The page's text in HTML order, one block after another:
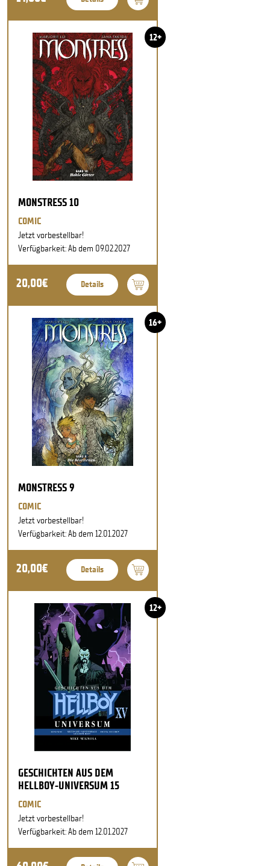
12+
MONSTRESS 10
COMIC
Jetzt vorbestellbar!
Verfügbarkeit: Ab dem 09.02.2027
20,00€ Details
16+
MONSTRESS 9
COMIC
Jetzt vorbestellbar!
Verfügbarkeit: Ab dem 12.01.2027
20,00€ Details
12+
GESCHICHTEN AUS DEM
HELLBOY-UNIVERSUM 15
COMIC
Jetzt vorbestellbar!
Verfügbarkeit: Ab dem 12.01.2027